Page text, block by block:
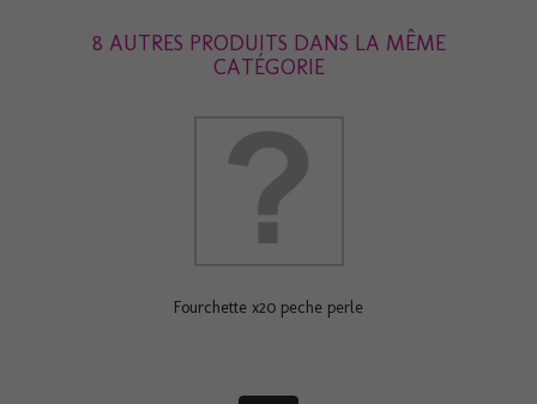
8 AUTRES PRODUITS DANS LA MÊME
CATÉGORIE
Fourchette x20 peche perle